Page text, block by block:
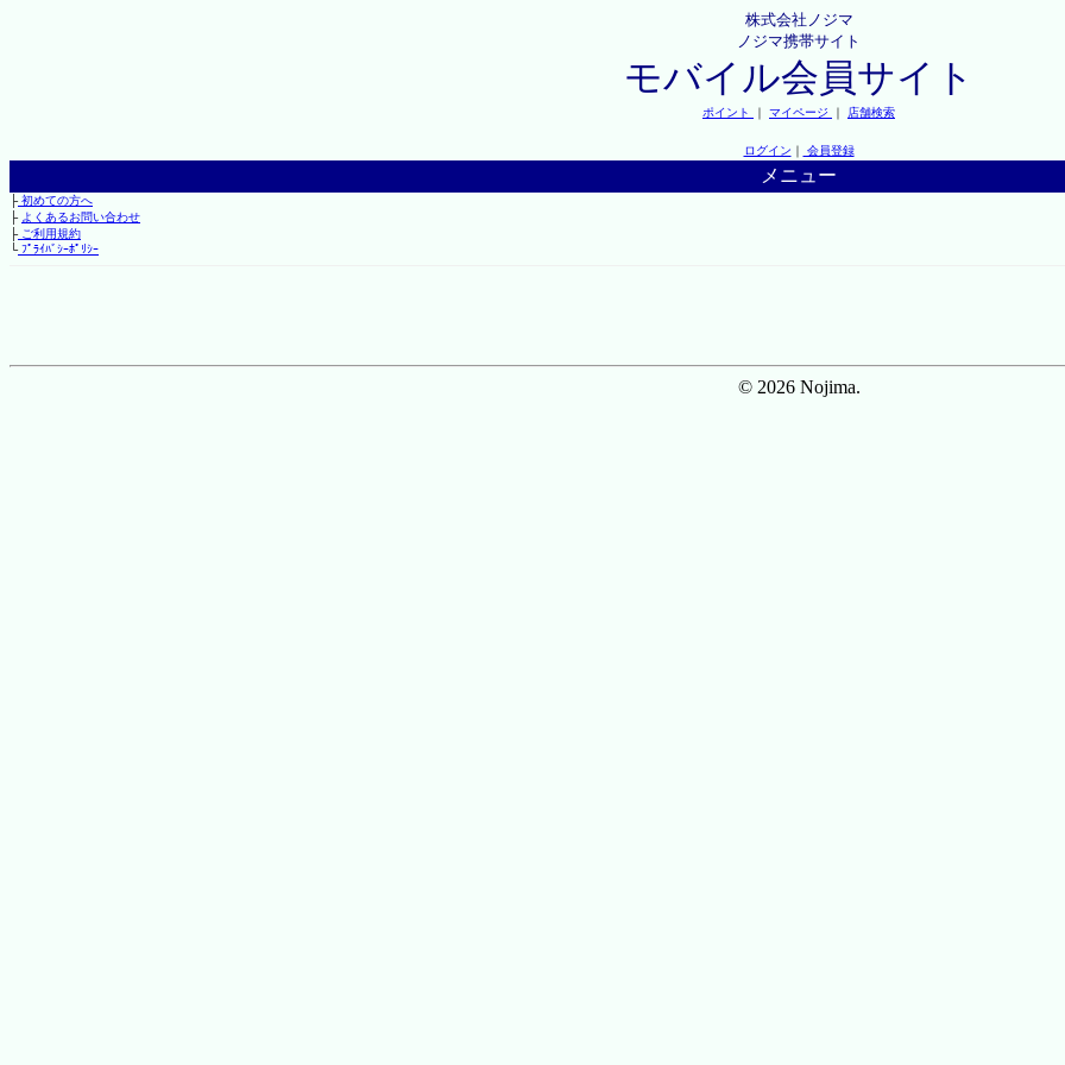
株式会社ノジマ
ノジマ携帯サイト
モバイル会員サイト
ポイント ｜ マイページ ｜ 店舗検索
ログイン ｜ 会員登録
メニュー
├初めての方へ
├ よくあるお問い合わせ
├ご利用規約
└ﾌﾟﾗｲﾊﾞｼｰﾎﾟﾘｼｰ
© 2026 Nojima.